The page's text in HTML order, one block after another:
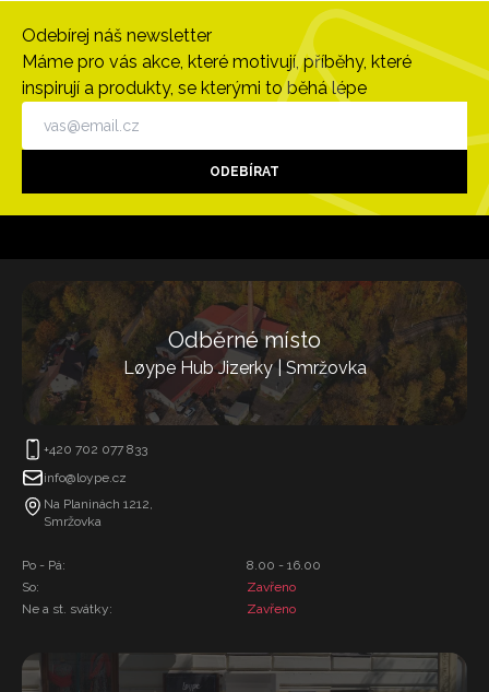
Odebírej náš newsletter
Máme pro vás akce, které motivují, příběhy, které
inspirují a produkty, se kterými to běhá lépe
ODEBÍRAT
Odběrné místo
Løype Hub Jizerky | Smržovka
+420 702 077 833
info@loype.cz
Na Planinách 1212,
Smržovka
Po - Pá:
So:
Ne a st. svátky:
8.00 - 16.00
Zavřeno
Zavřeno